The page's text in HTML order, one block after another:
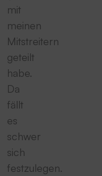
mit
meinen
Mitstreitern
geteilt
habe.
Da
fällt
es
schwer
sich
festzulegen.